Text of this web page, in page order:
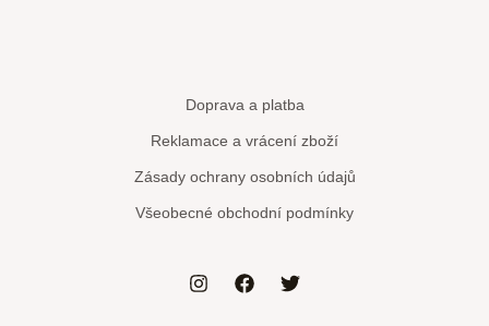
Doprava a platba
Reklamace a vrácení zboží
Zásady ochrany osobních údajů
Všeobecné obchodní podmínky